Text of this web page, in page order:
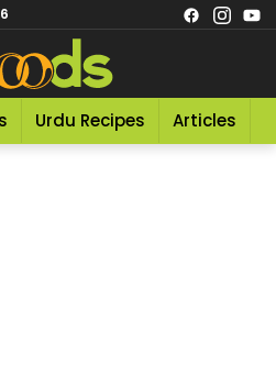
Urdu Recipes Articles